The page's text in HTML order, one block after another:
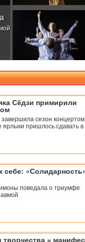
Сёдзи примирили
сезон концертом,
ярлыки пришлось сдавать в
поведала о триумфе
=